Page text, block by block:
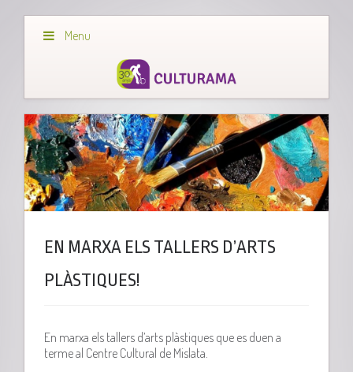
Menu
EN MARXA ELS TALLERS D’ARTS
PLÀSTIQUES!
En marxa els tallers d’arts plàstiques que es duen a
terme al Centre Cultural de Mislata.